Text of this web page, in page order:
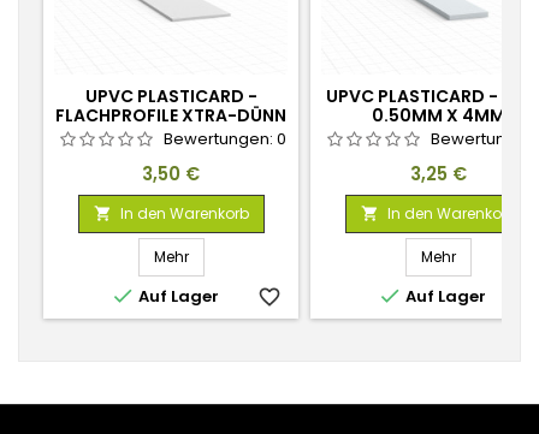
UPVC PLASTICARD -
FLACHPROFILE XTRA-DÜNN
0.25MM X 6MM
Bewertungen: 0
Preis
3,50 €
 In den Warenkorb
Mehr
 Auf Lager favorite_border
UPVC PLASTICARD -
0.50MM X 4MM
Preis
3,25 €
 In den Warenkorb
Mehr
 Auf Lager